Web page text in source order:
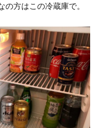
方はこの冷蔵庫で。